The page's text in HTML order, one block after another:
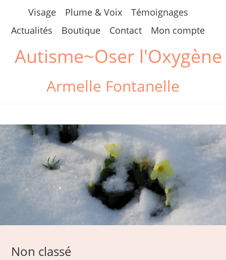
content
Visage Plume & Voix
Témoignages
Actualités
Boutique Contact Mon compte
Autisme~Oser l'Oxygène
Armelle Fontanelle
Non classé